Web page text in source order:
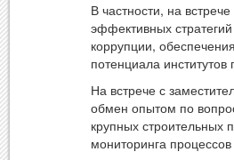
В частности, на
эффективных
коррупции,
потенциала
На встрече с
обмен опытом по
крупных строительных
мониторинга